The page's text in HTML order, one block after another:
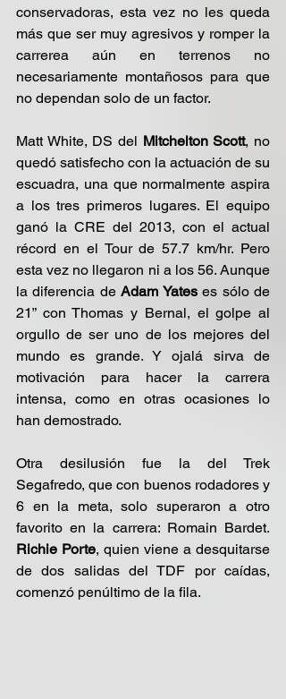
conservadoras, esta vez no les queda
más que ser muy agresivos y romper la
carrerea aún en terrenos no
necesariamente montañosos para que
no dependan solo de un factor.
Matt White, DS del Mitchelton Scott, no
quedó satisfecho con la actuación de su
escuadra, una que normalmente aspira
a los tres primeros lugares. El equipo
ganó la CRE del 2013, con el actual
récord en el Tour de 57.7 km/hr. Pero
esta vez no llegaron ni a los 56. Aunque
la diferencia de Adam Yates es sólo de
21” con Thomas y Bernal, el golpe al
orgullo de ser uno de los mejores del
mundo es grande. Y ojalá sirva de
motivación para hacer la carrera
intensa, como en otras ocasiones lo
han demostrado.
Otra desilusión fue la del Trek
Segafredo, que con buenos rodadores y
6 en la meta, solo superaron a otro
Richie Porte, quien viene a desquitarse
de dos salidas del TDF por caídas,
comenzó penúltimo de la fila.